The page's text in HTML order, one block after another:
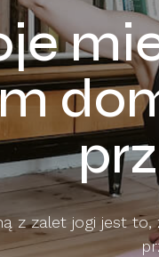
z zalet jogi jest to,